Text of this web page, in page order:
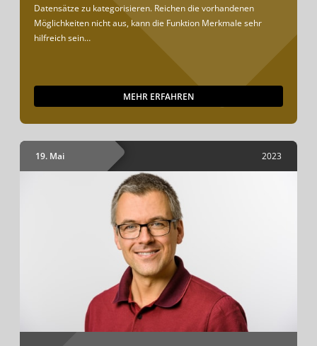
Datensätze zu kategorisieren. Reichen die vorhandenen
Möglichkeiten nicht aus, kann die Funktion Merkmale sehr
hilfreich sein…
MEHR ERFAHREN
19. Mai 2023